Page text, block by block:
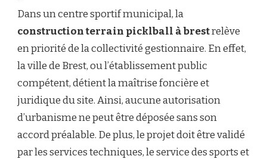
Dans un centre sportif municipal, la
construction terrain picklball à brestrelève
en priorité de la collectivité gestionnaire. En effet,
la ville de Brest, ou l’établissement public
compétent, détient la maîtrise foncière et
juridique du site. Ainsi, aucune autorisation
d’urbanisme ne peut être déposée sans son
accord préalable. De plus, le projet doit être validé
par les services techniques, le service des sports et